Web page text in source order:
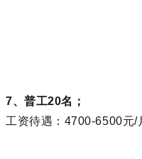
7、普工20名；
工资待遇：4700-6500元/